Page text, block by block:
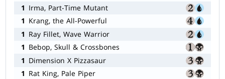
1 Irma, Part-Time Mutant
1 Krang, the All-Powerful
1 Ray Fillet, Wave Warrior
1 Bebop, Skull & Crossbones
1 Dimension X Pizzasaur
1 Rat King, Pale Piper